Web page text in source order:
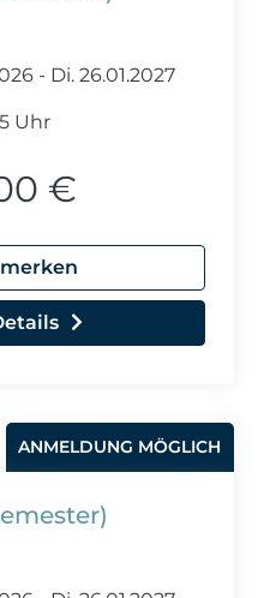
- Di. 26.01.2027
Uhr
€
ANMELDUNG MÖGLICH